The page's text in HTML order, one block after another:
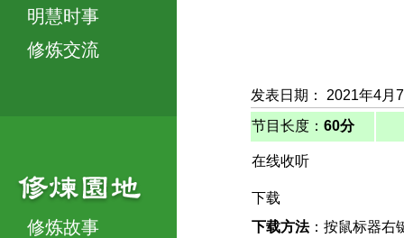
明慧时事
修炼交流
修炼故事
发表日期： 2021年4月
节目长度： 60分
在线收听
下载
下载方法：按鼠标器右